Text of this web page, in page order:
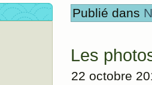
Publié dans
Les
22 octobre